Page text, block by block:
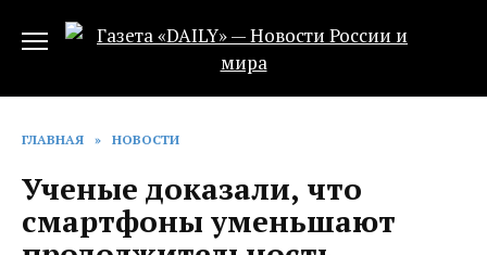
ГЛАВНАЯ » НОВОСТИ
Ученые доказали, что
смартфоны уменьшают